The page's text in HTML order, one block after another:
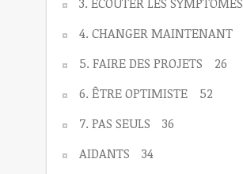
4. CHANGER MAINTENANT
5. FAIRE DES PROJETS
26
6. ÊTRE OPTIMISTE
52
7. PAS SEULS
36
AIDANTS
34